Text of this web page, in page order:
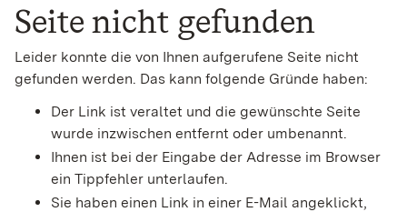
Seite nicht gefunden
Leider konnte die von Ihnen aufgerufene Seite nicht
gefunden werden. Das kann folgende Gründe haben:
Der Link ist veraltet und die gewünschte Seite
wurde inzwischen entfernt oder umbenannt.
Ihnen ist bei der Eingabe der Adresse im Browser
ein Tippfehler unterlaufen.
Sie haben einen Link in einer E-Mail angeklickt,